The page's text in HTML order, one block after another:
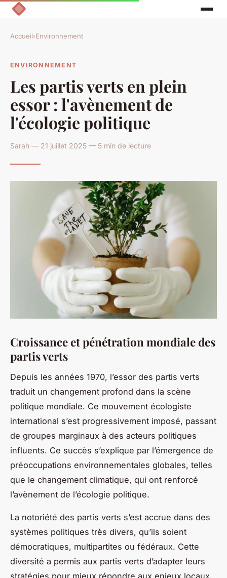
Accueil›Environnement
ENVIRONNEMENT
Les partis verts en plein
essor : l'avènement de
l'écologie politique
Sarah — 21 juillet 2025 — 5 min de lecture
Croissance et pénétration mondiale des
partis verts
Depuis les années 1970, l’essor des partis verts
traduit un changement profond dans la scène
politique mondiale. Ce mouvement écologiste
international s’est progressivement imposé, passant
de groupes marginaux à des acteurs politiques
influents. Ce succès s’explique par l’émergence de
préoccupations environnementales globales, telles
que le changement climatique, qui ont renforcé
l’avènement de l’écologie politique.
La notoriété des partis verts s’est accrue dans des
systèmes politiques très divers, qu’ils soient
démocratiques, multipartites ou fédéraux. Cette
diversité a permis aux partis verts d’adapter leurs
stratégies pour mieux répondre aux enjeux locaux